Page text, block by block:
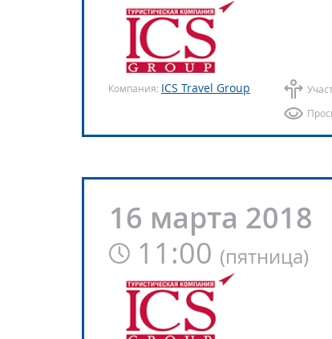
Компания: ICS Travel Group
16 марта 2018
11:00 (пятница)